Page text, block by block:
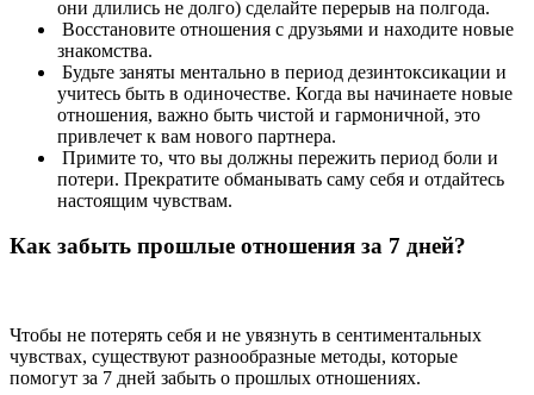
они длились не долго) сделайте перерыв на полгода.
Восстановите отношения с друзьями и находите новые
знакомства.
Будьте заняты ментально в период дезинтоксикации и
учитесь быть в одиночестве. Когда вы начинаете новые
отношения, важно быть чистой и гармоничной, это
привлечет к вам нового партнера.
Примите то, что вы должны пережить период боли и
потери. Прекратите обманывать саму себя и отдайтесь
настоящим чувствам.
Как забыть прошлые отношения за 7 дней?
Чтобы не потерять себя и не увязнуть в сентиментальных
чувствах, существуют разнообразные методы, которые
помогут за 7 дней забыть о прошлых отношениях.